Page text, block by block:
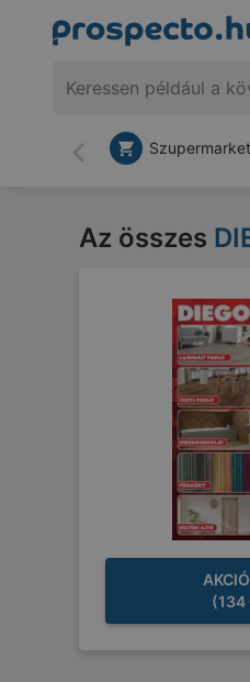
Vissza
Az összes
(134